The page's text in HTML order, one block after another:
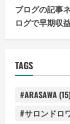
ブログの記事
ログで早期収
TAGS
#ARASAWA
#サロンドロ